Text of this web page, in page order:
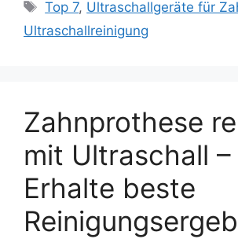
Schlagwörter
Top 7, Ultraschallgeräte für
Ultraschallreinigung
Zahnprothese
mit Ultraschall –
Erhalte beste